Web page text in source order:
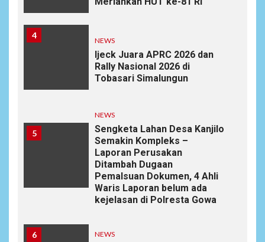
4
NEWS
Ijeck Juara APRC 2026 dan
Rally Nasional 2026 di
Tobasari Simalungun
5
NEWS
Sengketa Lahan Desa Kanjilo
Semakin Kompleks –
Laporan Perusakan
Ditambah Dugaan
Pemalsuan Dokumen, 4 Ahli
Waris Laporan belum ada
kejelasan di Polresta Gowa
6 NEWS